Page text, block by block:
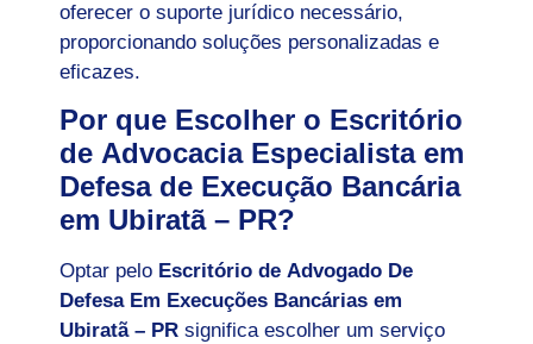
oferecer o suporte jurídico necessário,
proporcionando soluções personalizadas e
eficazes.
Por que Escolher o Escritório
de Advocacia Especialista em
Defesa de Execução Bancária
em Ubiratã – PR?
Optar pelo Escritório de Advogado De
Defesa Em Execuções Bancárias em
Ubiratã – PR significa escolher um serviço